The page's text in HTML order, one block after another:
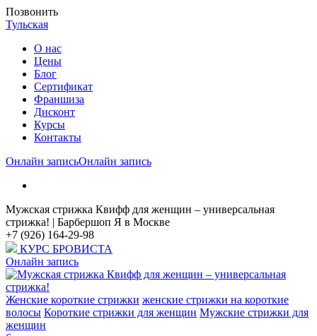
Позвонить
Тульская
О нас
Цены
Блог
Cертификат
Франшиза
Дисконт
Курсы
Контакты
Онлайн записьОнлайн запись
Мужская стрижка Квифф для женщин – универсальная
стрижка! | Барбершоп Я в Москве
+7 (926) 164-29-98
КУРС БРОВИСТА
Онлайн запись
Женские короткие стрижки женские стрижки на короткие
волосы Короткие стрижки для женщин Мужские стрижки для
женщин